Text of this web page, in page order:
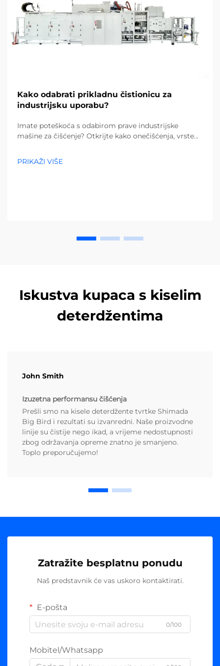
Kako odabrati prikladnu čistionicu za
industrijsku uporabu?
Imate poteškoća s odabirom prave industrijske
mašine za čišćenje? Otkrijte kako onečišćenja, vrste
troškove i povećajte učinkovitost – preuzmite potpuni
vodič već danas.
PRIKAŽI VIŠE
Iskustva kupaca s kiselim
deterdžentima
John Smith
Izuzetna performansu čišćenja
Prešli smo na kisele deterdžente tvrtke Shimada
Big Bird i rezultati su izvanredni. Naše proizvodne
linije su čistije nego ikad, a vrijeme nedostupnosti
zbog održavanja opreme znatno je smanjeno.
Toplo preporučujemo!
Zatražite besplatnu ponudu
Naš predstavnik će vas uskoro kontaktirati.
E-pošta
0/100
Mobitel/Whatsapp